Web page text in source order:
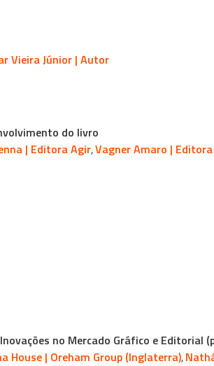
Vieira Júnior | Autor
do livro
| Editora Agir,Vagner Amaro |
no Mercado Gráfico e Editorial
House | Oreham Group (Inglaterra),